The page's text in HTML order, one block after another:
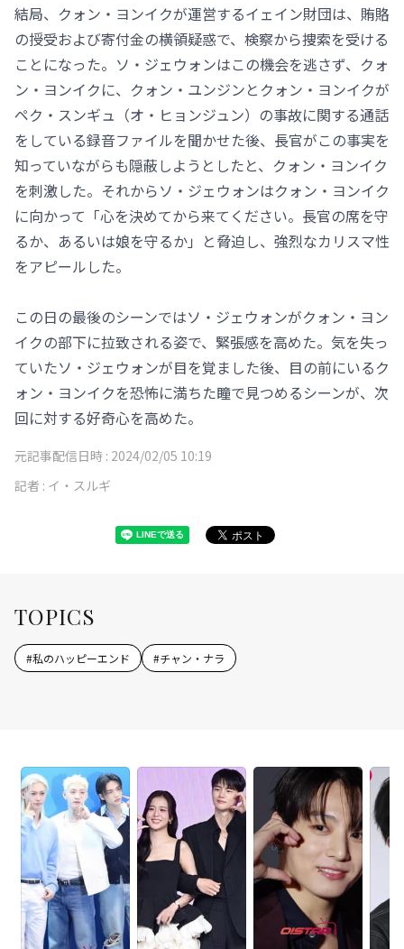
結局、クォン・ヨンイクが運営するイェイン財団は、賄賂
の授受および寄付金の横領疑惑で、検察から捜索を受ける
ことになった。ソ・ジェウォンはこの機会を逃さず、クォ
ン・ヨンイクに、クォン・ユンジンとクォン・ヨンイクが
ペク・スンギュ（オ・ヒョンジュン）の事故に関する通話
をしている録音ファイルを聞かせた後、長官がこの事実を
知っていながらも隠蔽しようとしたと、クォン・ヨンイク
を刺激した。それからソ・ジェウォンはクォン・ヨンイク
に向かって「心を決めてから来てください。長官の席を守
るか、あるいは娘を守るか」と脅迫し、強烈なカリスマ性
をアピールした。
この日の最後のシーンではソ・ジェウォンがクォン・ヨン
イクの部下に拉致される姿で、緊張感を高めた。気を失っ
ていたソ・ジェウォンが目を覚ました後、目の前にいるク
ォン・ヨンイクを恐怖に満ちた瞳で見つめるシーンが、次
回に対する好奇心を高めた。
元記事配信日時 : 2024/02/05 10:19
記者 : イ・スルギ
TOPICS
#私のハッピーエンド #チャン・ナラ